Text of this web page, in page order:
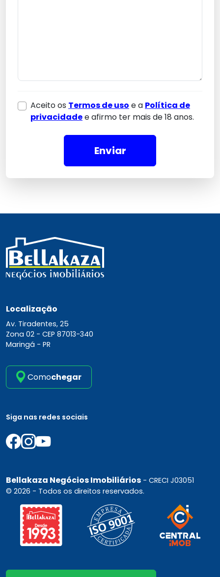
Aceito os Termos de uso e a Política de
privacidadee afirmo ter mais de 18 anos.
Enviar
Localização
Av. Tiradentes, 25
Zona 02 - CEP 87013-340
Maringá - PR
Comochegar
Siga nas redes sociais
Bellakaza Negócios Imobiliários - CRECI J03051
© 2026 - Todos os direitos reservados.